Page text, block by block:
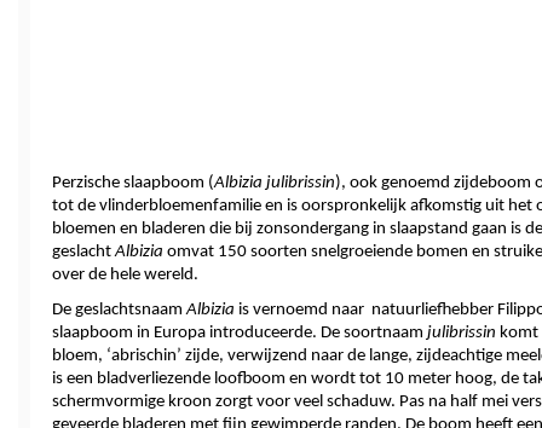
Perzische slaapboom (Albizia julibrissin), ook genoemd zijdeboom
tot de vlinderbloemenfamilie en is oorspronkelijk afkomstig uit het
bloemen en bladeren die bij zonsondergang in slaapstand gaan is
geslacht Albizia omvat 150 soorten snelgroeiende bomen en
over de hele wereld.
De geslachtsnaam Albizia is vernoemd naar  natuurliefhebber
slaapboom in Europa introduceerde. De soortnaam julibrissin komt
bloem, ‘abrischin’ zijde, verwijzend naar de lange, zijdeachtige
is een bladverliezende loofboom en wordt tot 10 meter hoog, de
schermvormige kroon zorgt voor veel schaduw. Pas na half mei